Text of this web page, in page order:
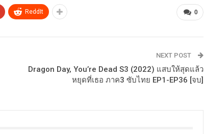
0
ReddIt
NEXT POST
Dragon Day, You’re Dead S3 (2022) แสบให้สุดแล้ว
หยุดที่เธอ ภาค3 ซับไทย EP1-EP36 [จบ]